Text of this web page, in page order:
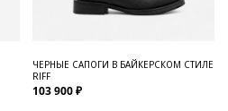
ЧЕРНЫЕ САПОГИ В БАЙКЕРСКОМ СТИЛЕ
RIFF
103 900 ₽